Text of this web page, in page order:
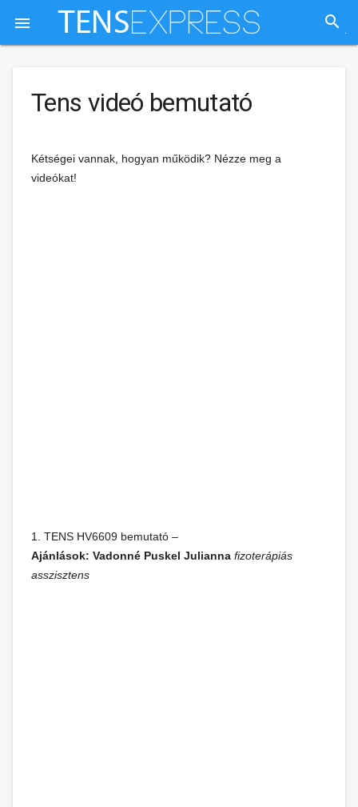
 search
Tens videó bemutató
Kétségei vannak, hogyan működik? Nézze meg a
videókat!
1. TENS HV6609 bemutató –
Ajánlások: Vadonné Puskel Julianna fizoterápiás
asszisztens